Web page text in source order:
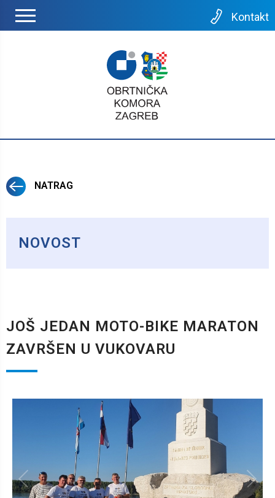
Kontakt
NATRAG
NOVOST
JOŠ JEDAN MOTO-BIKE MARATON
ZAVRŠEN U VUKOVARU